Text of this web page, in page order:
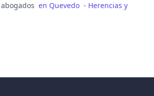
en Quevedo - Herencias y